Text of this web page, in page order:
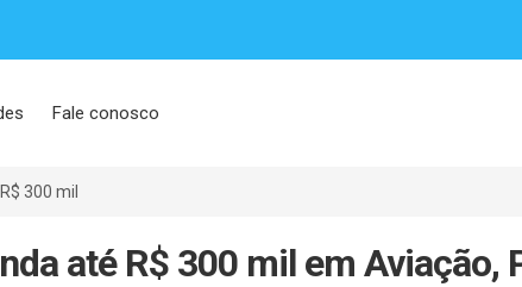
Fale conosco
300 mil
até R$ 300 mil em Aviação,